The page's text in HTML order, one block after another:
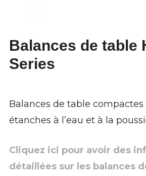
Balances de table
Series
Balances de table
étanches à l’eau et à la
Cliquez ici pour avoir des
détaillées sur les balances